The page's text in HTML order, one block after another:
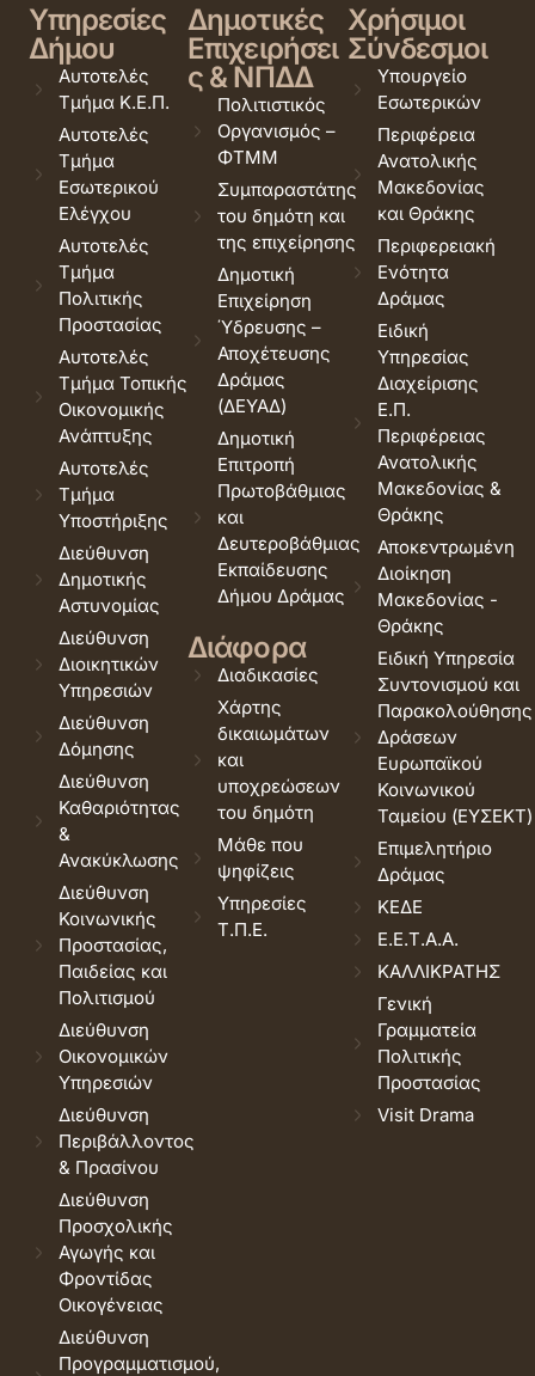
Υπηρεσίες
Δήμου
Αυτοτελές
Τμήμα Κ.Ε.Π.
Αυτοτελές
Τμήμα
Εσωτερικού
Ελέγχου
Αυτοτελές
Τμήμα
Πολιτικής
Προστασίας
Αυτοτελές
Τμήμα Τοπικής
Οικονομικής
Ανάπτυξης
Αυτοτελές
Τμήμα
Υποστήριξης
Διεύθυνση
Δημοτικής
Αστυνομίας
Διεύθυνση
Διοικητικών
Υπηρεσιών
Διεύθυνση
Δόμησης
Διεύθυνση
Καθαριότητας
&
Ανακύκλωσης
Διεύθυνση
Κοινωνικής
Προστασίας,
Παιδείας και
Πολιτισμού
Διεύθυνση
Οικονομικών
Υπηρεσιών
Διεύθυνση
Περιβάλλοντος
& Πρασίνου
Διεύθυνση
Προσχολικής
Αγωγής και
Φροντίδας
Οικογένειας
Διεύθυνση
Προγραμματισμού,
Δημοτικές
Επιχειρήσει
ς & ΝΠΔΔ
Πολιτιστικός
Οργανισμός –
ΦΤΜΜ
Συμπαραστάτης
του δημότη και
της επιχείρησης
Δημοτική
Επιχείρηση
Ύδρευσης –
Αποχέτευσης
Δράμας
(ΔΕΥΑΔ)
Δημοτική
Επιτροπή
Πρωτοβάθμιας
και
Δευτεροβάθμιας
Εκπαίδευσης
Δήμου Δράμας
Διάφορα
Διαδικασίες
Χάρτης
δικαιωμάτων
και
υποχρεώσεων
του δημότη
Μάθε που
ψηφίζεις
Υπηρεσίες
Τ.Π.Ε.
Χρήσιμοι
Σύνδεσμοι
Υπουργείο
Εσωτερικών
Περιφέρεια
Ανατολικής
Μακεδονίας
και Θράκης
Περιφερειακή
Ενότητα
Δράμας
Ειδική
Υπηρεσίας
Διαχείρισης
Ε.Π.
Περιφέρειας
Ανατολικής
Μακεδονίας &
Θράκης
Αποκεντρωμένη
Διοίκηση
Μακεδονίας -
Θράκης
Ειδική Υπηρεσία
Συντονισμού και
Παρακολούθησης
Δράσεων
Ευρωπαϊκού
Κοινωνικού
Ταμείου (ΕΥΣΕΚΤ)
Επιμελητήριο
Δράμας
ΚΕΔΕ
Ε.Ε.Τ.Α.Α.
ΚΑΛΛΙΚΡΑΤΗΣ
Γενική
Γραμματεία
Πολιτικής
Προστασίας
Visit Drama